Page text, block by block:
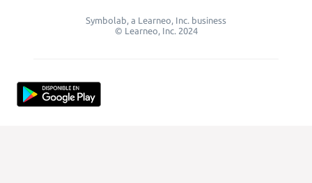
Symbolab, a Learneo, Inc. business
© Learneo, Inc. 2024